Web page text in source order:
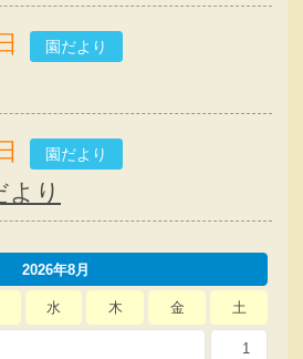
園だより
園だより
より
2026年8月
水 木 金 土
1